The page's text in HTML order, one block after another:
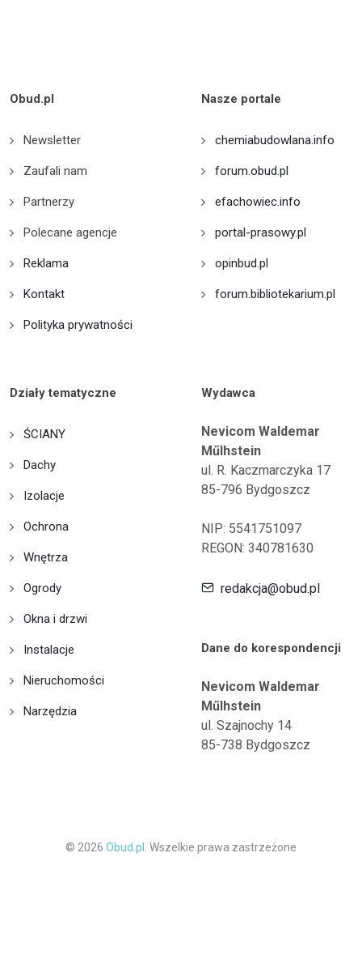
Obud.pl
Newsletter
Zaufali nam
Partnerzy
Polecane agencje
Reklama
Kontakt
Polityka prywatności
Nasze portale
chemiabudowlana.info
forum.obud.pl
efachowiec.info
portal-prasowy.pl
opinbud.pl
forum.bibliotekarium.pl
Działy tematyczne
ŚCIANY
Dachy
Izolacje
Ochrona
Wnętrza
Ogrody
Okna i drzwi
Instalacje
Nieruchomości
Narzędzia
Wydawca
Nevicom Waldemar
Műlhstein
ul. R. Kaczmarczyka 17
85-796 Bydgoszcz
NIP: 5541751097
REGON: 340781630
redakcja@obud.pl
Dane do korespondencji
Nevicom Waldemar
Műlhstein
ul. Szajnochy 14
85-738 Bydgoszcz
© 2026 Obud.pl. Wszelkie prawa zastrzeżone